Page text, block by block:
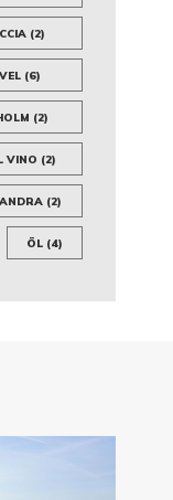
(2)
(6)
(2)
VINO (2)
(2)
ÖL(4)